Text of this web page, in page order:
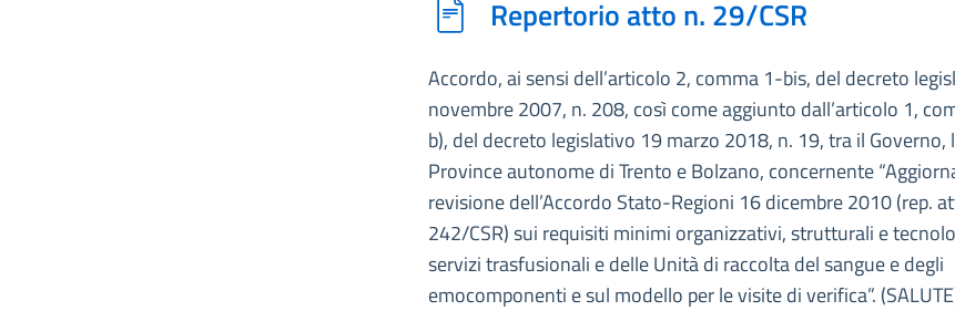
Repertorio atto n. 29/CSR
Accordo, ai sensi dell’articolo 2, comma 1-bis, del decreto
novembre 2007, n. 208, così come aggiunto dall’articolo 1,
b), del decreto legislativo 19 marzo 2018, n. 19, tra il Governo,
Province autonome di Trento e Bolzano, concernente
revisione dell’Accordo Stato-Regioni 16 dicembre 2010 (rep.
242/CSR) sui requisiti minimi organizzativi, strutturali e
servizi trasfusionali e delle Unità di raccolta del sangue e degli
emocomponenti e sul modello per le visite di verifica”.